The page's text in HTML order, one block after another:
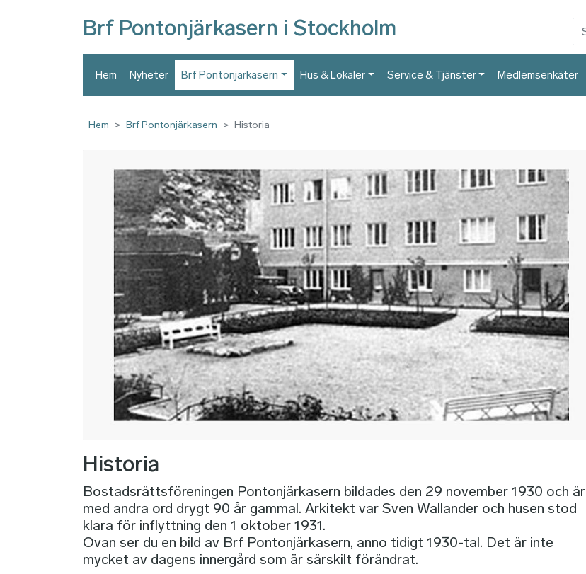
Brf Pontonjärkasern i Stockholm
Hem Nyheter Brf Pontonjärkasern Hus & Lokaler Service & Tjänster Medlemsenkäter
Hem Brf Pontonjärkasern Historia
Historia
Bostadsrättsföreningen Pontonjärkasern bildades den 29 november 1930 och är
med andra ord drygt 90 år gammal. Arkitekt var Sven Wallander och husen stod
klara för inflyttning den 1 oktober 1931.
Ovan ser du en bild av Brf Pontonjärkasern, anno tidigt 1930-tal. Det är inte
mycket av dagens innergård som är särskilt förändrat.